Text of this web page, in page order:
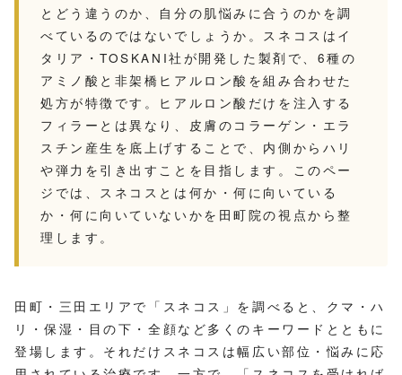
とどう違うのか、自分の肌悩みに合うのかを調
べているのではないでしょうか。スネコスはイ
タリア・TOSKANI社が開発した製剤で、6種の
アミノ酸と非架橋ヒアルロン酸を組み合わせた
処方が特徴です。ヒアルロン酸だけを注入する
フィラーとは異なり、皮膚のコラーゲン・エラ
スチン産生を底上げすることで、内側からハリ
や弾力を引き出すことを目指します。このペー
ジでは、スネコスとは何か・何に向いている
か・何に向いていないかを田町院の視点から整
理します。
田町・三田エリアで「スネコス」を調べると、クマ・ハ
リ・保湿・目の下・全顔など多くのキーワードとともに
登場します。それだけスネコスは幅広い部位・悩みに応